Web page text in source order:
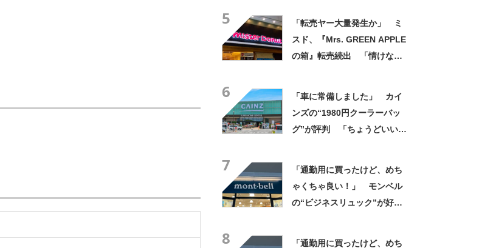
5
「転売ヤー大量発生か」 ミ
スド、『Mrs. GREEN APPLE
の箱』転売続出 「情けない
6
「車に常備しました」 カイ
ンズの“1980円クーラーバッ
グ”が評判 「ちょうどいい大
7
「通勤用に買ったけど、めち
ゃくちゃ良い！」 モンベル
の“ビジネスリュック”が好
8
「通勤用に買ったけど、めち